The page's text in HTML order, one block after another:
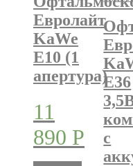
Евролайт
KaWe
Е10 (1
апертура)
11
890 Р
Е36
с